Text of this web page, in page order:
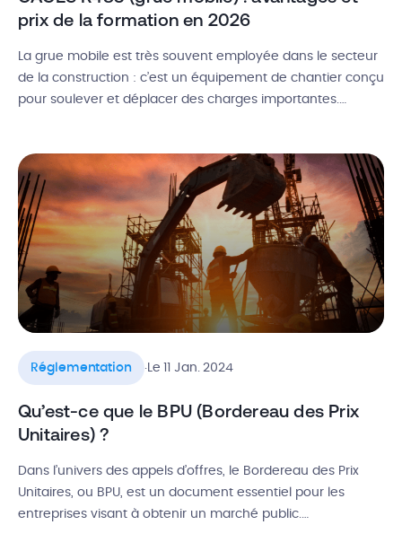
prix de la formation en 2026
La grue mobile est très souvent employée dans le secteur
de la construction : c’est un équipement de chantier conçu
pour soulever et déplacer des charges importantes.
autre. Mais pour la conduire, il est nécessaire d’avoir […]
Réglementation .Le 11 Jan. 2024
Qu’est-ce que le BPU (Bordereau des Prix
Unitaires) ?
Dans l’univers des appels d’offres, le Bordereau des Prix
Unitaires, ou BPU, est un document essentiel pour les
entreprises visant à obtenir un marché public.